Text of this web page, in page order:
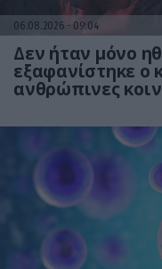
06.08.2026 09:04
Δεν ήταν μόνο
εξαφανίστηκε ο
ανθρώπινες